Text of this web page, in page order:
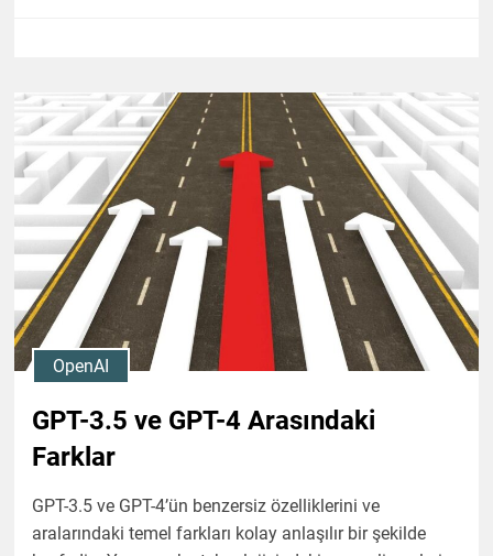
OpenAI
GPT-3.5 ve GPT-4 Arasındaki
Farklar
GPT-3.5 ve GPT-4’ün benzersiz özelliklerini ve
aralarındaki temel farkları kolay anlaşılır bir şekilde